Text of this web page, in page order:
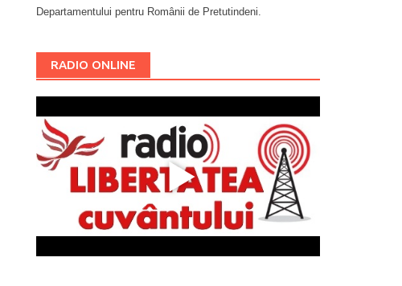
Departamentului pentru Românii de Pretutindeni.
RADIO ONLINE